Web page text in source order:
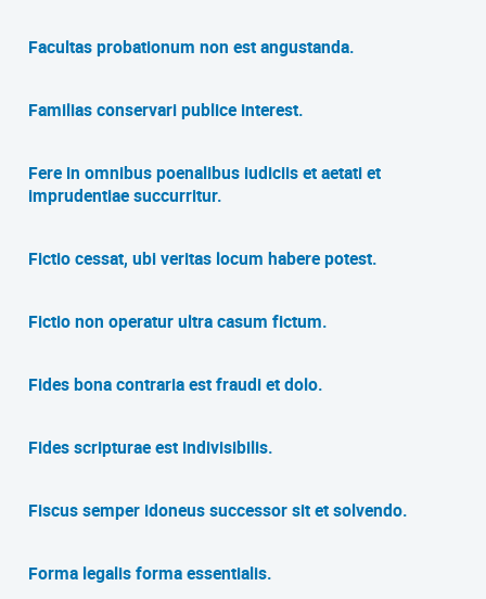
Facultas probationum non est angustanda.
Familias conservari publice interest.
Fere in omnibus poenalibus iudiciis et aetati et
imprudentiae succurritur.
Fictio cessat, ubi veritas locum habere potest.
Fictio non operatur ultra casum fictum.
Fides bona contraria est fraudi et dolo.
Fides scripturae est indivisibilis.
Fiscus semper idoneus successor sit et solvendo.
Forma legalis forma essentialis.